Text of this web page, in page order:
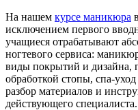
На нашем курсе маникюра
исключением первого
учащиеся отрабатывают
ногтевого сервиса:
виды покрытий и дизайна,
обработкой стопы, спа-
разбор материалов и
действующего специалиста.